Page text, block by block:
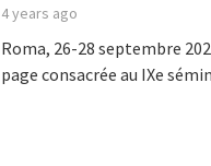
4 years ago
Roma, 26-28 septembre
page consacrée au IXe